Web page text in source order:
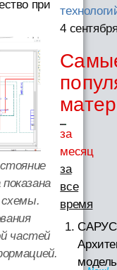
при
схемы.
частей
4
за
месяц
за
все
время
модель